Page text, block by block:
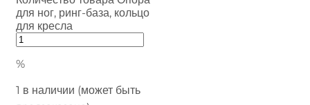
для ног, ринг-база, кольцо
для кресла
%
1 в наличии (может быть